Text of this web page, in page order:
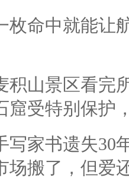
枚命中就能让
积山景区看完
窟受特别保护
写家书遗失30
场搬了，但爱